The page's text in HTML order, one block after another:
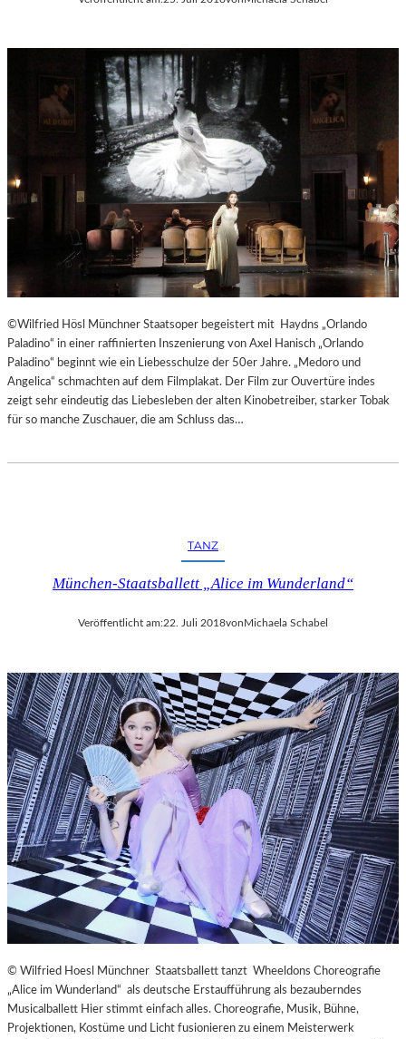
©Wilfried Hösl Münchner Staatsoper begeistert mit Haydns „Orlando
Paladino“ in einer raffinierten Inszenierung von Axel Hanisch „Orlando
Paladino“ beginnt wie ein Liebesschulze der 50er Jahre. „Medoro und
Angelica“ schmachten auf dem Filmplakat. Der Film zur Ouvertüre indes
zeigt sehr eindeutig das Liebesleben der alten Kinobetreiber, starker Tobak
für so manche Zuschauer, die am Schluss das…
TANZ
München-Staatsballett „Alice im Wunderland“
Veröffentlicht am:22. Juli 2018von Michaela Schabel
© Wilfried Hoesl Münchner Staatsballett tanzt Wheeldons Choreografie
„Alice im Wunderland“ als deutsche Erstaufführung als bezauberndes
Musicalballett Hier stimmt einfach alles. Choreografie, Musik, Bühne,
Projektionen, Kostüme und Licht fusionieren zu einem Meisterwerk